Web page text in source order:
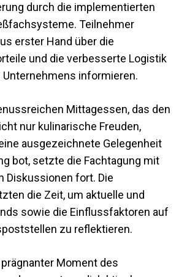
durch die implementierten
Teilnehmer
erster Hand über die
und die verbesserte Logistik
Unternehmens informieren.
Mittagessen, das den
nur kulinarische Freuden,
ausgezeichnete Gelegenheit
bot, setzte die Fachtagung mit
Diskussionen fort. Die
die Zeit, um aktuelle und
sowie die Einflussfaktoren auf
zu reflektieren.
Moment des